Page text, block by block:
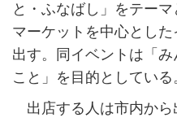
と・ふなばし」をテー
マーケットを中心とし
出す。同イベントは「
こと」を目的としている
出店する人は市内から